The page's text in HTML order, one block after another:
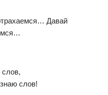
Давай
слов!